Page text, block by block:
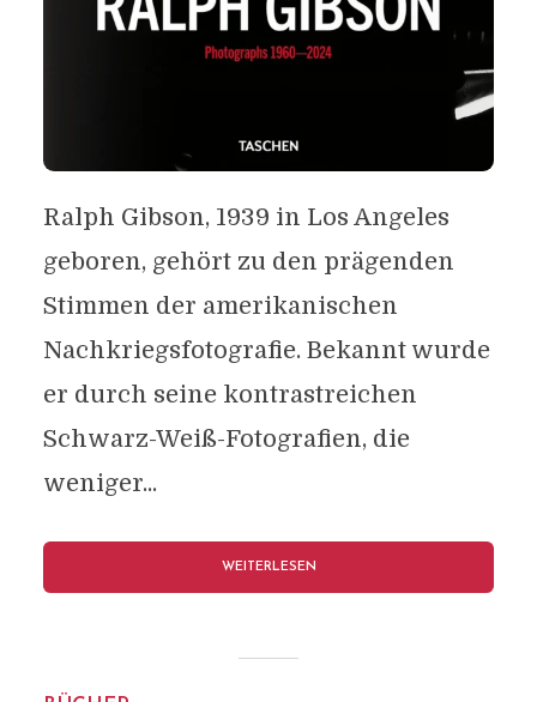
Ralph Gibson, 1939 in Los Angeles
geboren, gehört zu den prägenden
Stimmen der amerikanischen
Nachkriegsfotografie. Bekannt wurde
er durch seine kontrastreichen
Schwarz-Weiß-Fotografien, die
weniger...
WEITERLESEN